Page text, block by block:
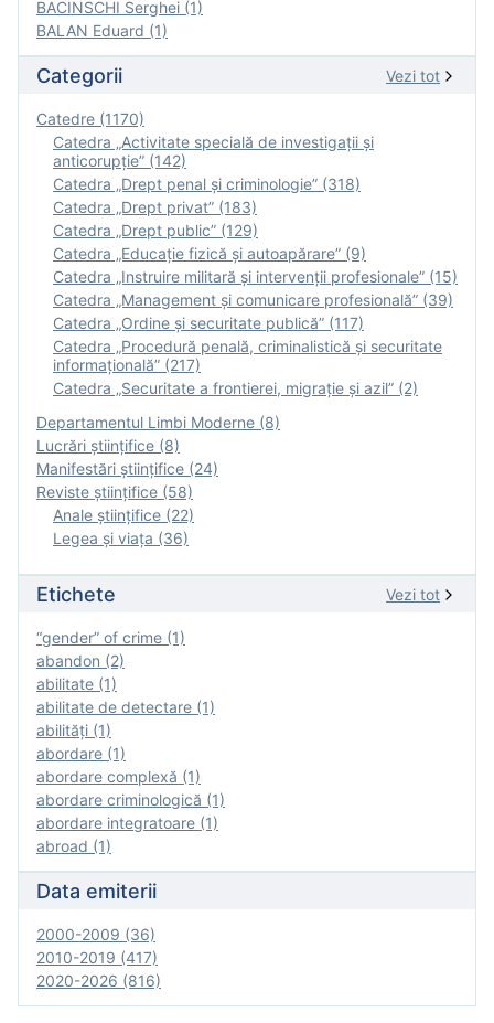
BACINSCHI Serghei (1)
BALAN Eduard (1)
Categorii Vezi tot
Catedre (1170)
Catedra „Activitate specială de investigaţii şi
anticorupție” (142)
Catedra „Drept penal și criminologie” (318)
Catedra „Drept privat” (183)
Catedra „Drept public” (129)
Catedra „Educație fizică şi autoapărare” (9)
Catedra „Instruire militară şi intervenţii profesionale” (15)
Catedra „Management și comunicare profesională” (39)
Catedra „Ordine și securitate publică” (117)
Catedra „Procedură penală, criminalistică și securitate
informațională” (217)
Catedra „Securitate a frontierei, migrație și azil” (2)
Departamentul Limbi Moderne (8)
Lucrări științifice (8)
Manifestări ştiinţifice (24)
Reviste ştiinţifice (58)
Anale ştiinţifice (22)
Legea şi viaţa (36)
Etichete Vezi tot
“gender” of crime (1)
abandon (2)
abilitate (1)
abilitate de detectare (1)
abilităţi (1)
abordare (1)
abordare complexă (1)
abordare criminologică (1)
abordare integratoare (1)
abroad (1)
Data emiterii
2000-2009 (36)
2010-2019 (417)
2020-2026 (816)